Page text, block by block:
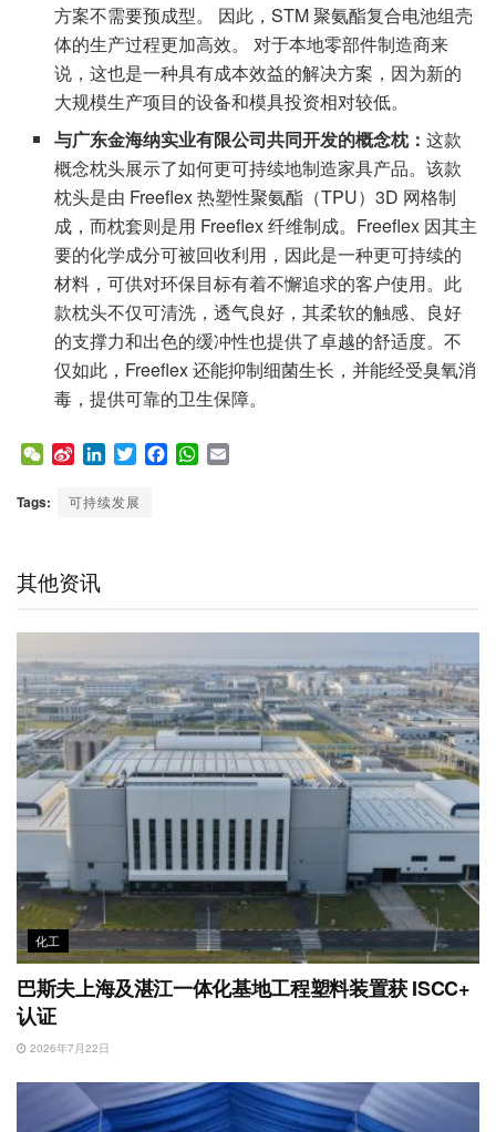
方案不需要预成型。 因此，STM 聚氨酯复合电池组壳
体的生产过程更加高效。 对于本地零部件制造商来
说，这也是一种具有成本效益的解决方案，因为新的
大规模生产项目的设备和模具投资相对较低。
与广东金海纳实业有限公司共同开发的概念枕：这款
概念枕头展示了如何更可持续地制造家具产品。该款
枕头是由 Freeflex 热塑性聚氨酯（TPU）3D 网格制
成，而枕套则是用 Freeflex 纤维制成。Freeflex 因其主
要的化学成分可被回收利用，因此是一种更可持续的
材料，可供对环保目标有着不懈追求的客户使用。此
款枕头不仅可清洗，透气良好，其柔软的触感、良好
的支撑力和出色的缓冲性也提供了卓越的舒适度。不
仅如此，Freeflex 还能抑制细菌生长，并能经受臭氧消
毒，提供可靠的卫生保障。
W
C
S
n
i
o
L
n
T
i
F
W
Tags: 可持续发展
其他资讯
化工
巴斯夫上海及湛江一体化基地工程塑料装置获 ISCC+
认证
2026年7月22日